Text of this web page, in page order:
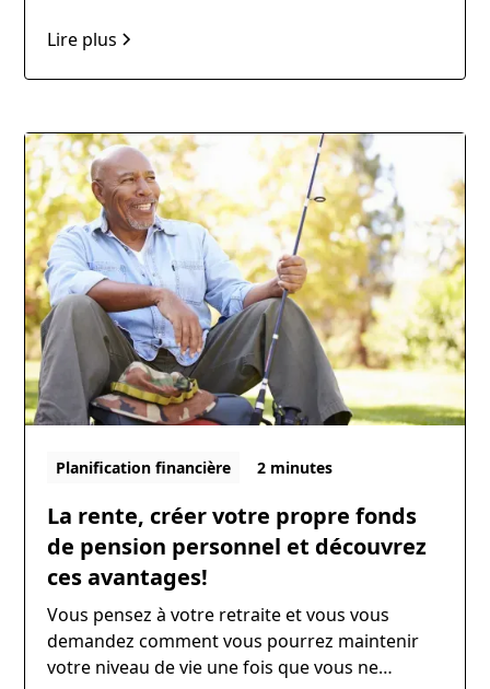
problème est que ces derniers sont
Lire plus
Planification financière 2 minutes
La rente, créer votre propre fonds
de pension personnel et découvrez
ces avantages!
Vous pensez à votre retraite et vous vous
demandez comment vous pourrez maintenir
votre niveau de vie une fois que vous ne